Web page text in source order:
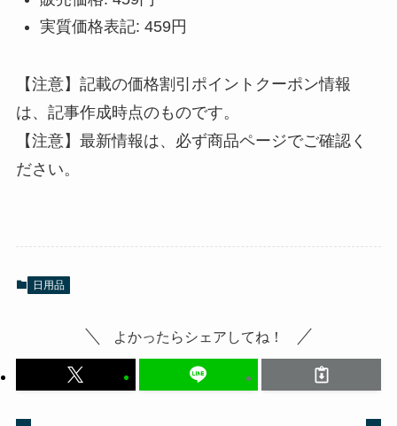
実質価格表記: 459円
【注意】記載の価格割引ポイントクーポン情報
は、記事作成時点のものです。
【注意】最新情報は、必ず商品ページでご確認く
ださい。
日用品
よかったらシェアしてね！